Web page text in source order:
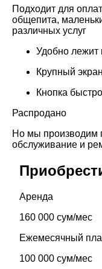
Подходит для
общепита,
различных услуг
Удобно лежит
Крупный
Кнопка
Распродано
Но мы производим
обслуживание и
Аренда
160 000 сум/мес
Ежемесячный
100 000 сум/мес